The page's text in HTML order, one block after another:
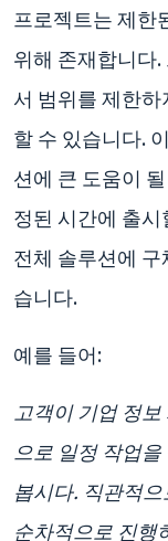
프로젝트는 제한
위해 존재합니다
서 범위를 제한
할 수 있습니다.
션에 큰 도움이
정된 시간에 출
전체 솔루션에
습니다.
예를 들어:
고객이 기업 정
으로 일정 작업
봅시다. 직관적
순차적으로 진행